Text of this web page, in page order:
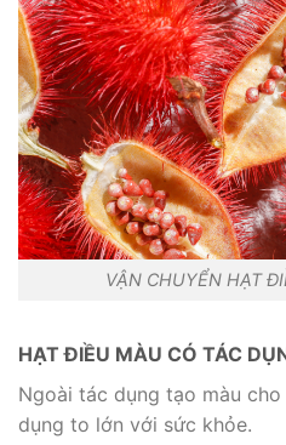
VẬN CHUYỂN HẠT
HẠT ĐIỀU MÀU CÓ TÁC
Ngoài tác dụng tạo màu
dụng to lớn với sức khỏe.